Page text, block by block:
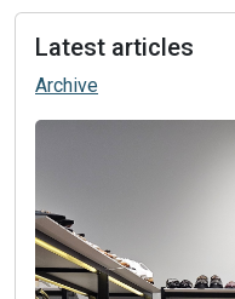
Latest articles
Archive